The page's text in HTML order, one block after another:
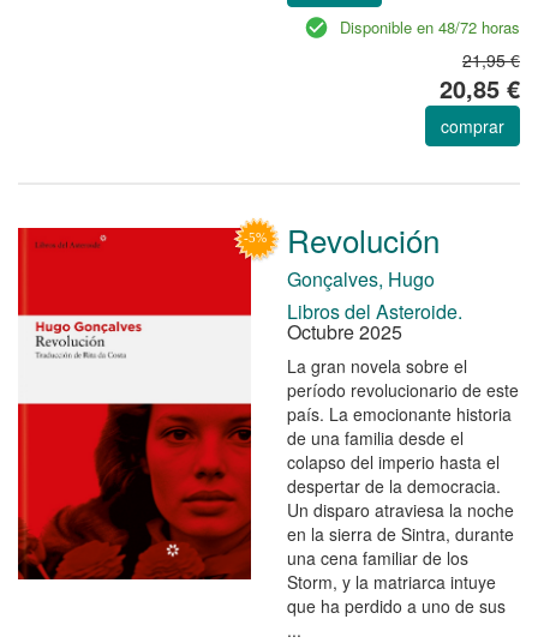
Disponible en 48/72 horas
21,95 €
20,85 €
comprar
Revolución
Gonçalves, Hugo
Libros del Asteroide.
Octubre 2025
La gran novela sobre el
período revolucionario de este
país. La emocionante historia
de una familia desde el
colapso del imperio hasta el
despertar de la democracia.
Un disparo atraviesa la noche
en la sierra de Sintra, durante
una cena familiar de los
Storm, y la matriarca intuye
que ha perdido a uno de sus
...